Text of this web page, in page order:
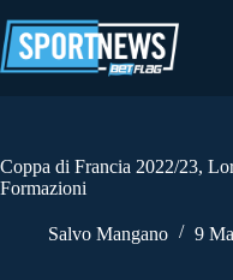
al
contenuto
Coppa di Francia 2022/23,
Formazioni
Salvo Mangano 9